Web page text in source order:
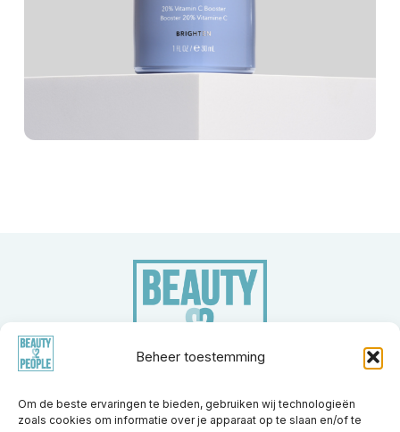
Beheer toestemming
Om de beste ervaringen te bieden, gebruiken wij technologieën
zoals cookies om informatie over je apparaat op te slaan en/of te